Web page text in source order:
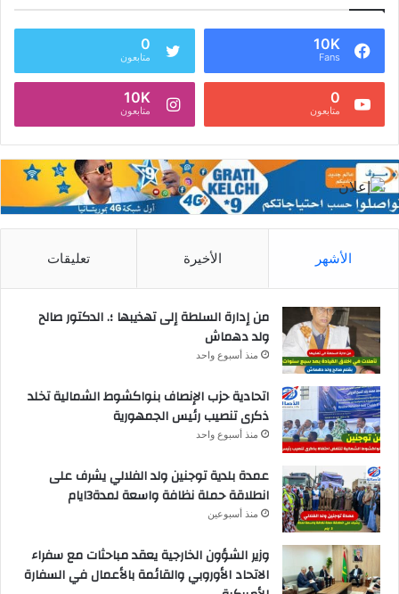
10K
Fans
0
متابعون
0
متابعون
10K
متابعون
الأشهر الأخيرة تعليقات
من إدارة السلطة إلى تهذيبها ؛. الدكتور صالح
ولد دهماش
منذ أسبوع واحد
اتحادية حزب الإنصاف بنواكشوط الشمالية تخلد
ذكرى تنصيب رئيس الجمهورية
منذ أسبوع واحد
عمدة بلدية توجنين ولد الفلالي يشرف على
انطلاقة حملة نظافة واسعة لمدة3ايام
منذ أسبوعين
وزير الشؤون الخارجية يعقد مباحثات مع سفراء
الاتحاد الأوروبي والقائمة بالأعمال في السفارة